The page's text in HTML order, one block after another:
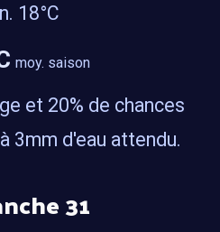
18°C
moy. saison
et 20% de chances
3mm d'eau attendu.
31